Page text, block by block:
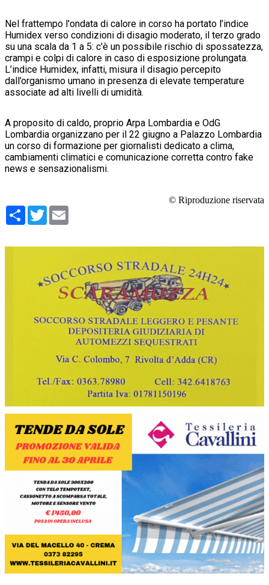
Nel frattempo l'ondata di calore in corso ha portato l’indice
Humidex verso condizioni di disagio moderato, il terzo grado
su una scala da 1 a 5: c'è un possibile rischio di spossatezza,
crampi e colpi di calore in caso di esposizione prolungata.
L’indice Humidex, infatti, misura il disagio percepito
dall’organismo umano in presenza di elevate temperature
associate ad alti livelli di umidità.
A proposito di caldo, proprio Arpa Lombardia e OdG
Lombardia organizzano per il 22 giugno a Palazzo Lombardia
un corso di formazione per giornalisti dedicato a clima,
cambiamenti climatici e comunicazione corretta contro fake
news e sensazionalismi.
© Riproduzione riservata
Condividi
Twitter